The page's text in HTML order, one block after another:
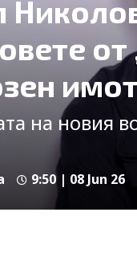
от
имот
на новия
9:50 | 08 Jun 26